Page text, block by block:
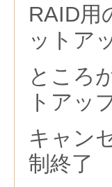
RAID用
ットア
ところ
トアッ
キャン
制終了